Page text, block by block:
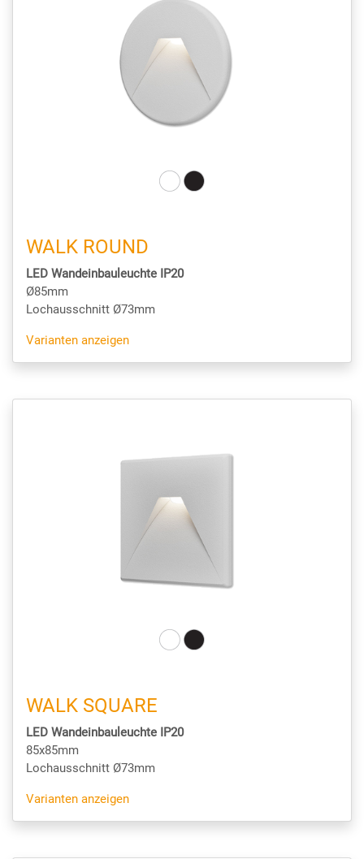
WALK ROUND
LED Wandeinbauleuchte IP20
Ø85mm
Lochausschnitt Ø73mm
Varianten anzeigen
WALK SQUARE
LED Wandeinbauleuchte IP20
85x85mm
Lochausschnitt Ø73mm
Varianten anzeigen